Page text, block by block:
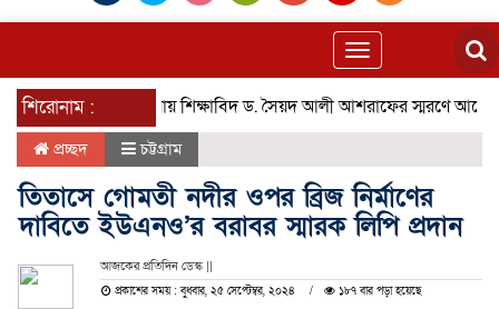
Toggle
navigation
শিরোনাম :আশুলিয়ায় শিক্ষাবিদ ড. সৈয়দ আলী আশরাফের স্মরণে আলোচনা ও
প্রচ্ছদ চট্টগ্রাম
তিতাসে গোমতী নদীর ওপর ব্রিজ নির্মাণের
দাবিতে ইউএনও’র বরাবর স্মারক লিপি প্রদান
আজকের প্রতিদিন ডেস্ক ||
প্রকাশের সময় : বুধবার, ২৫ সেপ্টেম্বর, ২০২৪ ১৮৭ বার পড়া হয়েছে